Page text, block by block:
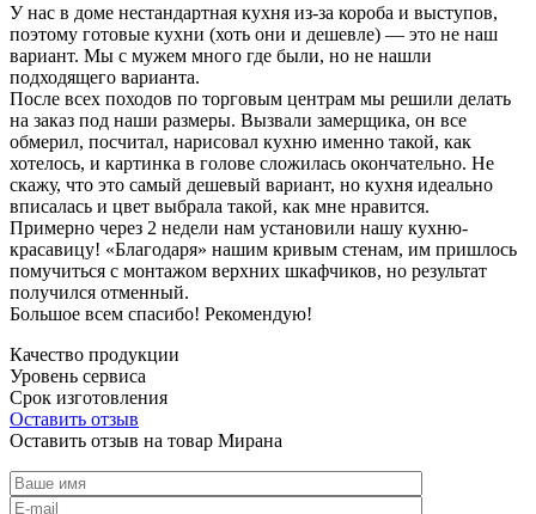
У нас в доме нестандартная кухня из-за короба и выступов,
поэтому готовые кухни (хоть они и дешевле) — это не наш
вариант. Мы с мужем много где были, но не нашли
подходящего варианта.
После всех походов по торговым центрам мы решили делать
на заказ под наши размеры. Вызвали замерщика, он все
обмерил, посчитал, нарисовал кухню именно такой, как
хотелось, и картинка в голове сложилась окончательно. Не
скажу, что это самый дешевый вариант, но кухня идеально
вписалась и цвет выбрала такой, как мне нравится.
Примерно через 2 недели нам установили нашу кухню-
красавицу! «Благодаря» нашим кривым стенам, им пришлось
помучиться с монтажом верхних шкафчиков, но результат
получился отменный.
Большое всем спасибо! Рекомендую!
Качество продукции
Уровень сервиса
Срок изготовления
Оставить отзыв
Оставить отзыв на товар Мирана